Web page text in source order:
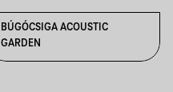
BÚGÓCSIGA ACOUSTIC
GARDEN